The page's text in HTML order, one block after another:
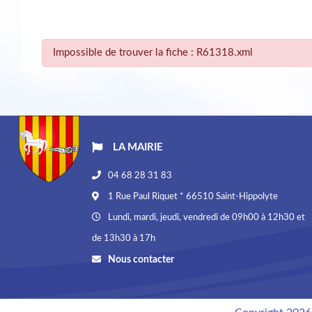
Impossible de trouver la fiche : R61318.xml
LA MAIRIE
04 68 28 31 83
1 Rue Paul Riquet * 66510 Saint-Hippolyte
Lundi, mardi, jeudi, vendredi de 09h00 à 12h30 et
de 13h30 à 17h
Nous contacter